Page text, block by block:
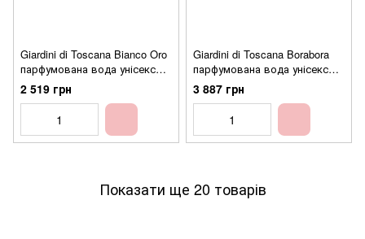
Giardini di Toscana Bianco Oro
парфумована вода унісекс
100 мл (8057509460035)
2 519 грн
Giardini di Toscana Borabora
парфумована вода унісекс
100 мл (8057509460127)
3 887 грн
Показати ще 20 товарів